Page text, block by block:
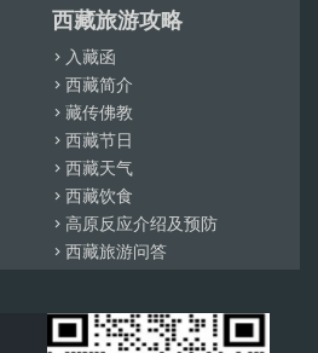
西藏旅游攻略
 入藏函
 西藏简介
 藏传佛教
 西藏节日
 西藏天气
 西藏饮食
 高原反应介绍及预防
 西藏旅游问答